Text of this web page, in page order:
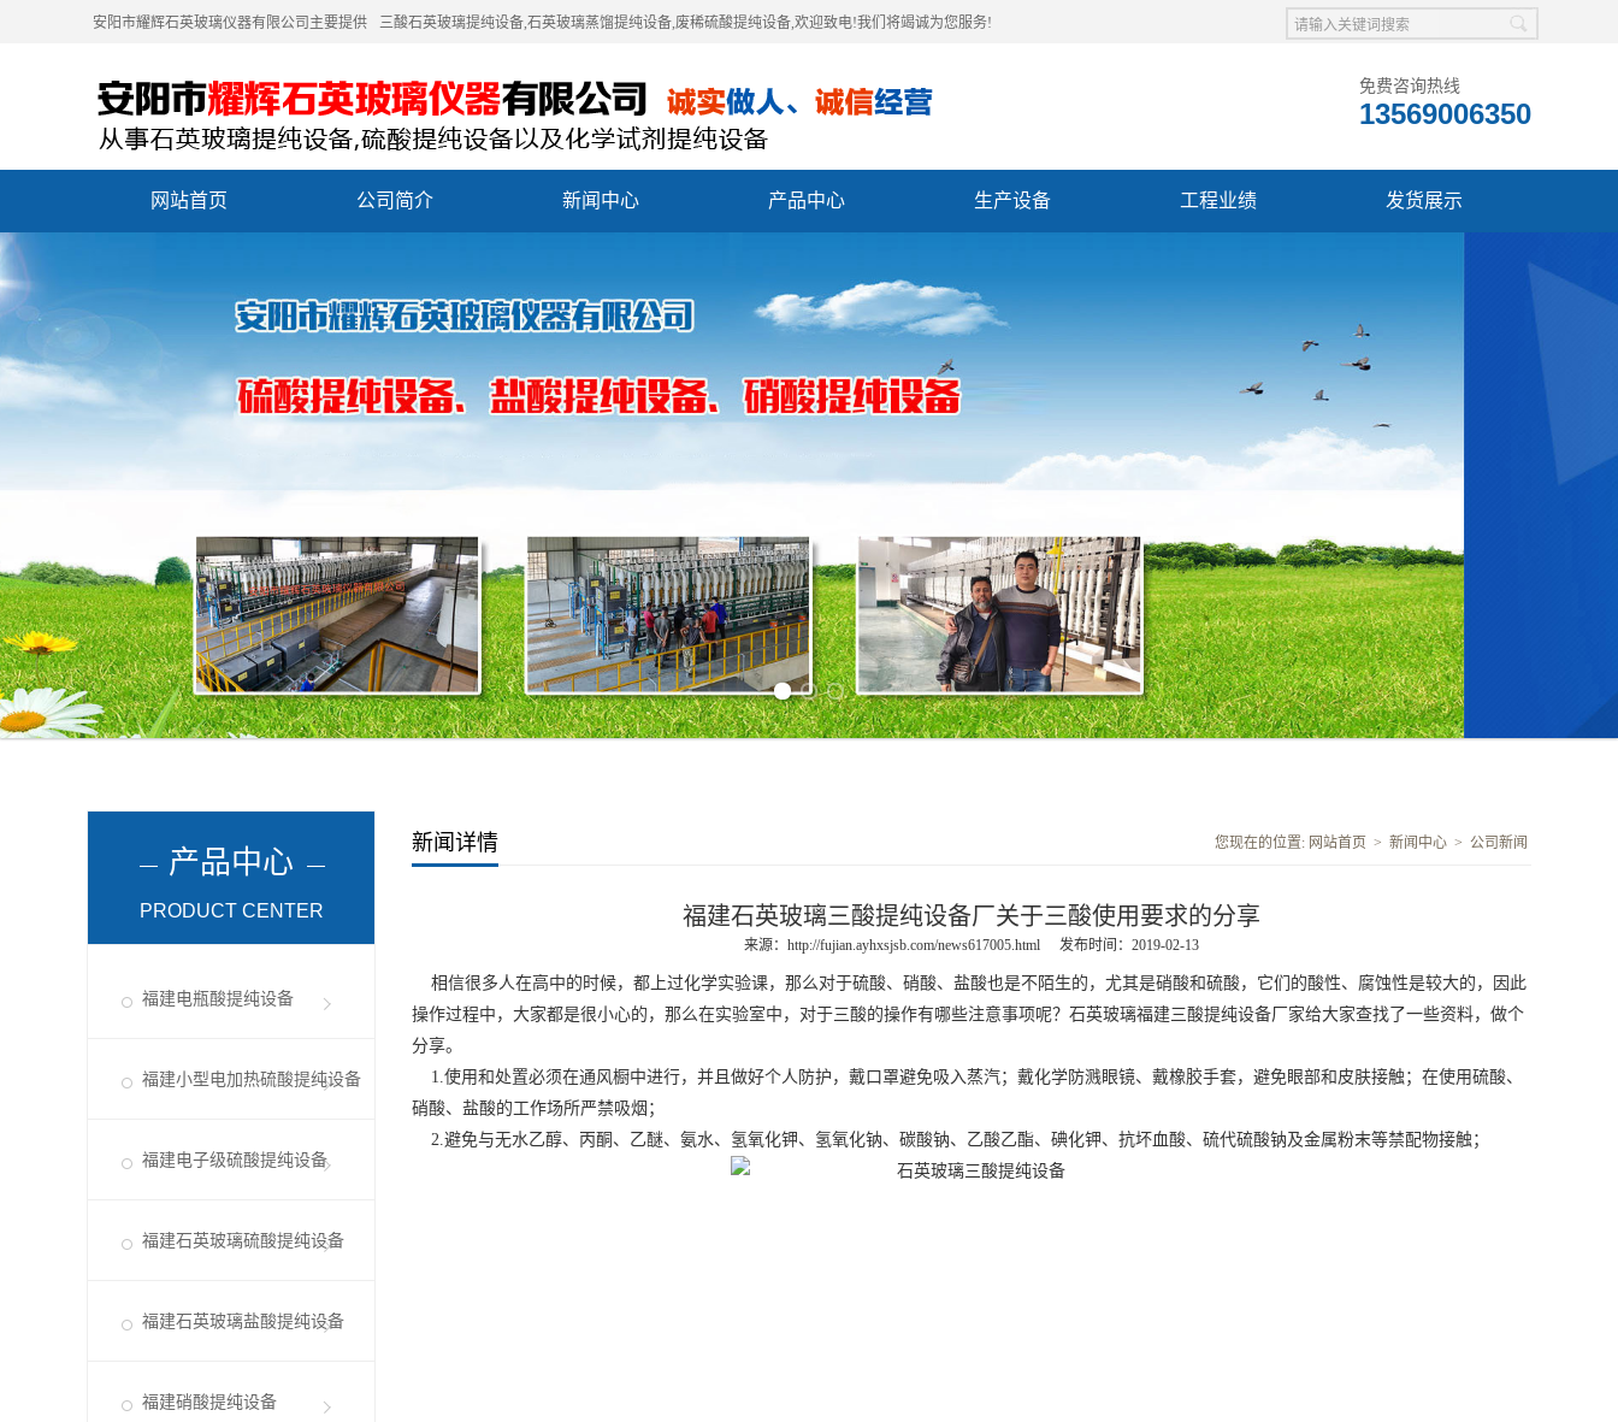
安阳市耀辉石英玻璃仪器有限公司主要提供 三酸石英玻璃提纯设备,石英玻璃蒸馏提纯设备,废稀硫酸提纯设备,欢迎致电!我们将竭诚为您服务!
免费咨询热线
13569006350
网站首页 公司简介 新闻中心 产品中心 生产设备 工程业绩 发货展示
产品中心
PRODUCT CENTER
福建电瓶酸提纯设备
福建小型电加热硫酸提纯设备
福建电子级硫酸提纯设备
福建石英玻璃硫酸提纯设备
福建石英玻璃盐酸提纯设备
福建硝酸提纯设备
新闻详情 您现在的位置: 网站首页 > 新闻中心 > 公司新闻
福建石英玻璃三酸提纯设备厂关于三酸使用要求的分享
来源： http://fujian.ayhxsjsb.com/news617005.html 发布时间：2019-02-13
相信很多人在高中的时候，都上过化学实验课，那么对于硫酸、硝酸、盐酸也是不陌生的，尤其是硝酸和硫酸，它们的酸性、腐蚀性是较大的，因此
操作过程中，大家都是很小心的，那么在实验室中，对于三酸的操作有哪些注意事项呢？石英玻璃福建三酸提纯设备厂家给大家查找了一些资料，做个
分享。
1.使用和处置必须在通风橱中进行，并且做好个人防护，戴口罩避免吸入蒸汽；戴化学防溅眼镜、戴橡胶手套，避免眼部和皮肤接触；在使用硫酸、
硝酸、盐酸的工作场所严禁吸烟；
2.避免与无水乙醇、丙酮、乙醚、氨水、氢氧化钾、氢氧化钠、碳酸钠、乙酸乙酯、碘化钾、抗坏血酸、硫代硫酸钠及金属粉末等禁配物接触；